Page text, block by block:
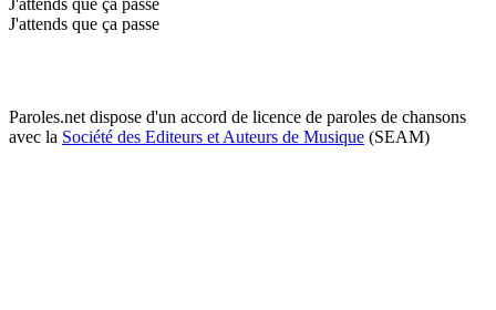
J'attends que ça passe
Paroles.net dispose d'un accord de licence de paroles de chansons
avec la Société des Editeurs et Auteurs de Musique (SEAM)